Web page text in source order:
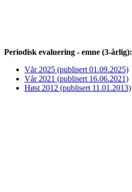
Periodisk evaluering - emne (3-årlig):
Vår 2025 (publisert 01.09.2025)
Vår 2021 (publisert 16.06.2021)
Høst 2012 (publisert 11.01.2013)